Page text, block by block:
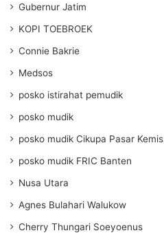
Gubernur Jatim
KOPI TOEBROEK
Connie Bakrie
Medsos
posko istirahat pemudik
posko mudik
posko mudik Cikupa Pasar Kemis
posko mudik FRIC Banten
Nusa Utara
Agnes Bulahari Walukow
Cherry Thungari Soeyoenus